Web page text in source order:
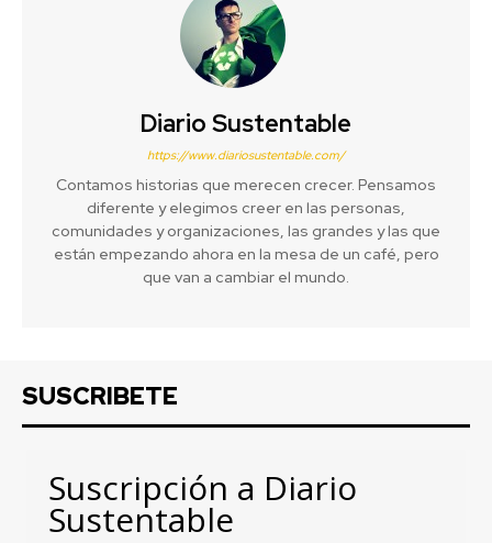
Diario Sustentable
https://www.diariosustentable.com/
Contamos historias que merecen crecer. Pensamos
diferente y elegimos creer en las personas,
comunidades y organizaciones, las grandes y las que
están empezando ahora en la mesa de un café, pero
que van a cambiar el mundo.
SUSCRIBETE
Suscripción a Diario
Sustentable